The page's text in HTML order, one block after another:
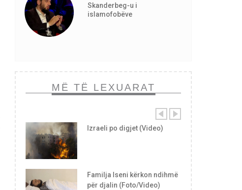
Skanderbeg-u i
islamofobëve
MË TË LEXUARAT
Izraeli po digjet (Video)
Familja Iseni kërkon ndihmë
për djalin (Foto/Video)